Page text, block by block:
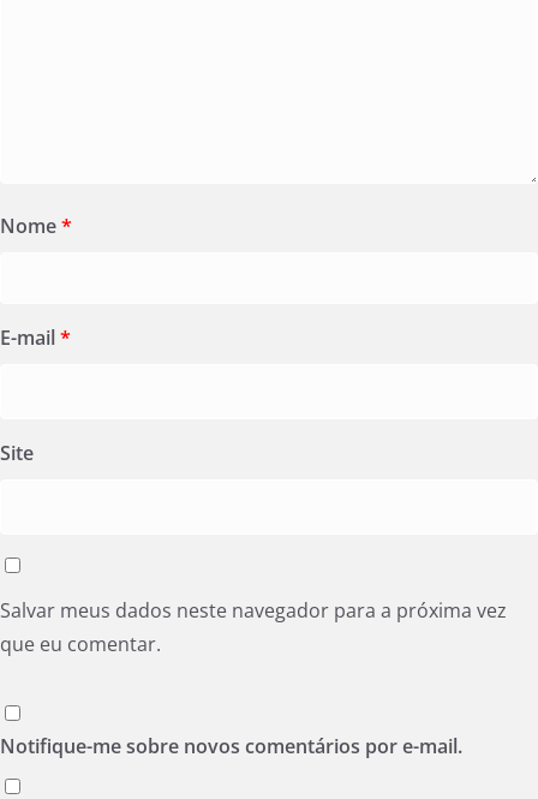
Nome*
E-mail*
Site
Salvar meus dados neste navegador para a próxima vez
que eu comentar.
Notifique-me sobre novos comentários por e-mail.